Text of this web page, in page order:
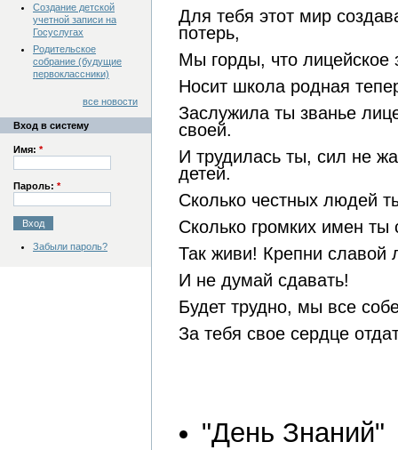
Для тебя этот мир
потерь,
Мы горды, что лицейское
Носит школа родная
Заслужила ты званье
своей.
И трудилась ты, сил не
детей.
Сколько честных людей
Сколько громких имен ты
Так живи! Крепни
И не думай сдавать!
Будет трудно, мы все
За тебя свое сердце
"День Знаний"
Создание детской
учетной записи на
Госуслугах
Родительское
собрание (будущие
первоклассники)
все новости
Вход в систему
Имя: *
Пароль: *
Забыли пароль?